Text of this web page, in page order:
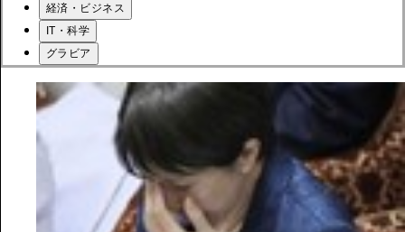
経済・ビジネス
IT・科学
グラビア